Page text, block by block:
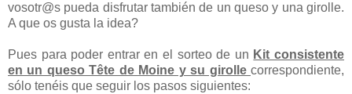
vosotr@s pueda disfrutar también de un queso y una girolle.
A que os gusta la idea?
Pues para poder entrar en el sorteo de un Kit consistente
en un queso Tête de Moine y su girolle correspondiente,
sólo tenéis que seguir los pasos siguientes: